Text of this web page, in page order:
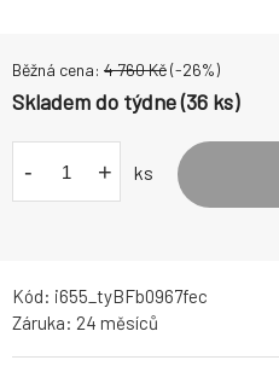
Běžná cena: 4 760Kč(-26%)
Skladem do týdne (36 ks)
- + ks
Kód: i655_tyBFb0967fec
Záruka: 24 měsíců